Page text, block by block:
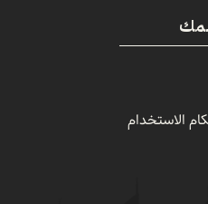
الاستخدام